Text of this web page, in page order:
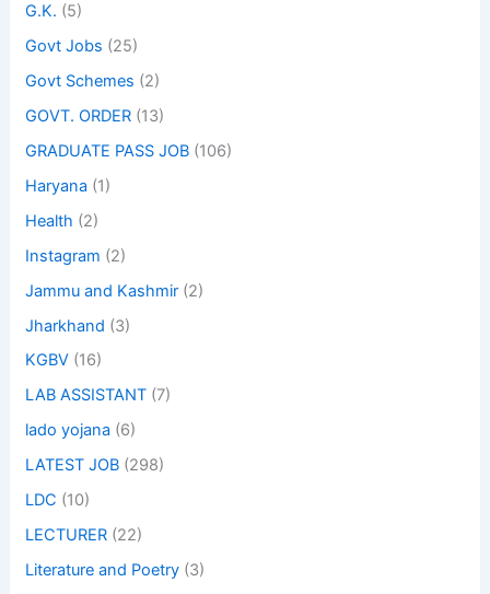
G.K. (5)
Govt Jobs (25)
Govt Schemes (2)
GOVT. ORDER (13)
GRADUATE PASS JOB (106)
Haryana (1)
Health (2)
Instagram (2)
Jammu and Kashmir (2)
Jharkhand (3)
KGBV (16)
LAB ASSISTANT (7)
lado yojana (6)
LATEST JOB (298)
LDC (10)
LECTURER (22)
Literature and Poetry (3)